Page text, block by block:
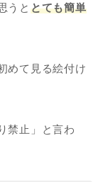
うと とても簡単
めて見る絵付け
禁止」と言わ